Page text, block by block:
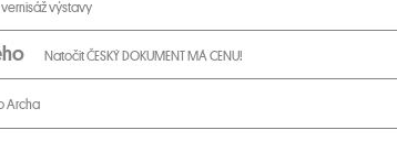
vernisáž výstavy
Natočit ČESKÝ DOKUMENT MÁ CENU!
Archa